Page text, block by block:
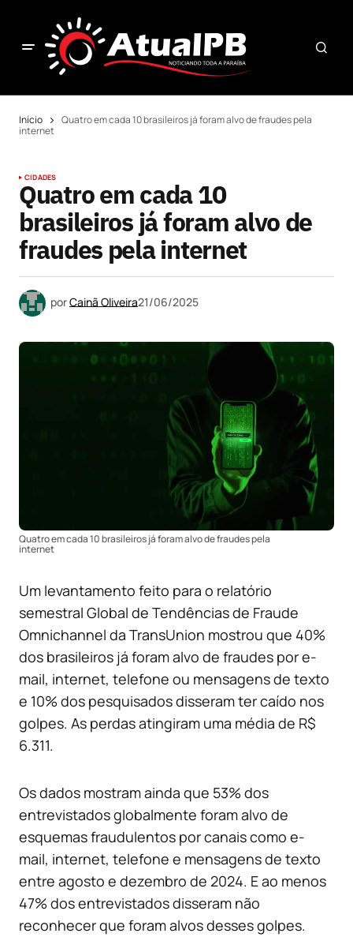
Início
Quatro em cada 10 brasileiros já foram alvo de fraudes pela
internet
CIDADES
Quatro em cada 10
brasileiros já foram alvo de
fraudes pela internet
porCainã Oliveira21/06/2025
Quatro em cada 10 brasileiros já foram alvo de fraudes pela
internet
Um levantamento feito para o relatório
semestral Global de Tendências de Fraude
Omnichannel da TransUnion mostrou que 40%
dos brasileiros já foram alvo de fraudes por e-
mail, internet, telefone ou mensagens de texto
e 10% dos pesquisados disseram ter caído nos
golpes. As perdas atingiram uma média de R$
6.311.
Os dados mostram ainda que 53% dos
entrevistados globalmente foram alvo de
esquemas fraudulentos por canais como e-
mail, internet, telefone e mensagens de texto
entre agosto e dezembro de 2024. E ao menos
47% dos entrevistados disseram não
reconhecer que foram alvos desses golpes.